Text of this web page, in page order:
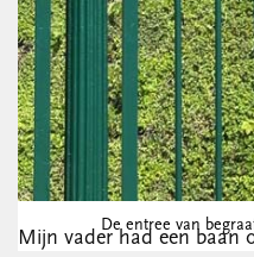
De entree van
Mijn vader had een baan